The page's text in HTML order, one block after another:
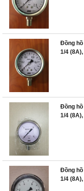
Đồng hồ
1/4
Đồng hồ
1/4
Đồng hồ
1/4